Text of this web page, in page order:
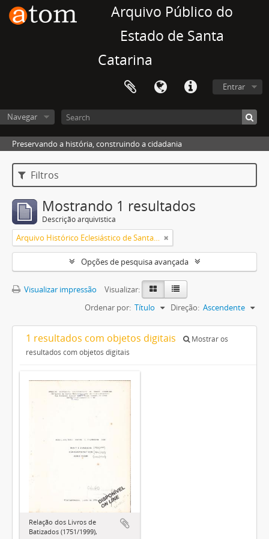
Arquivo Público do
Estado de Santa
Catarina
Entrar
Navegar
Preservando a história, construindo a cidadania
Filtros
Mostrando 1 resultados
Descrição arquivística
Arquivo Histórico Eclesiástico de Santa Catarina
Opções de pesquisa avançada
Visualizar impressão
Visualizar:
Ordenar por: Título Direção: Ascendente
1 resultados com objetos digitais
Mostrar os
resultados com objetos digitais
Relação dos Livros de
Batizados (1751/1999),